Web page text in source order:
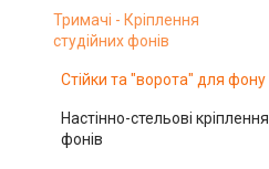
Тримачі - Кріплення
студійних фонів
Стійки та "ворота" для фону
Настінно-стельові кріплення
фонів